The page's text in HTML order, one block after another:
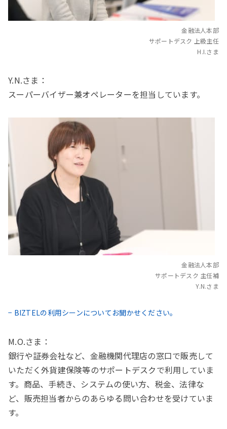
金融法人本部
サポートデスク 上級主任
H.I.さま
Y.N.さま：
スーパーバイザー兼オペレーターを担当しています。
金融法人本部
サポートデスク 主任補
Y.N.さま
− BIZTELの利用シーンについてお聞かせください。
M.O.さま：
銀行や証券会社など、金融機関代理店の窓口で販売して
いただく外貨建保険等のサポートデスクで利用していま
す。商品、手続き、システムの使い方、税金、法律な
ど、販売担当者からのあらゆる問い合わせを受けていま
す。